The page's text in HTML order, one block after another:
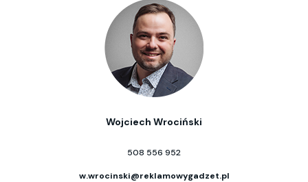
Wojciech Wrociński
508 556 952
w.wrocinski@reklamowygadzet.pl